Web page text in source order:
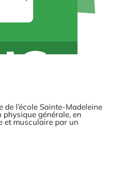
l’école Sainte-Madeleine
générale, en
musculaire par un